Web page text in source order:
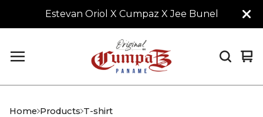
Estevan Oriol X Cumpaz X Jee Bunel
0
Home Products T-shirt